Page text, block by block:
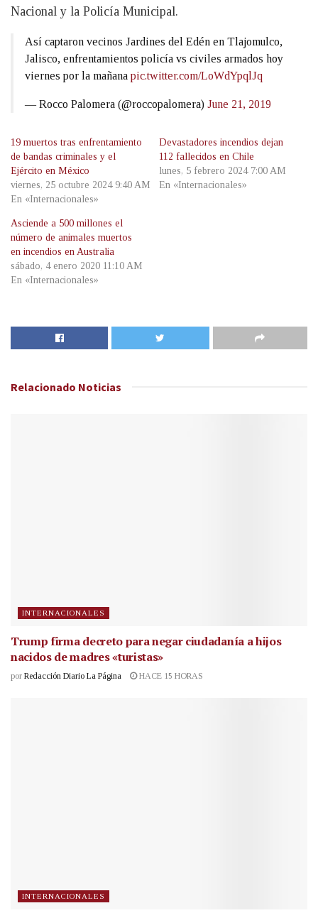
Nacional y la Policía Municipal.
Así captaron vecinos Jardines del Edén en Tlajomulco,
Jalisco, enfrentamientos policía vs civiles armados hoy
viernes por la mañana pic.twitter.com/LoWdYpqlJq
— Rocco Palomera (@roccopalomera) June 21, 2019
19 muertos tras enfrentamiento
de bandas criminales y el
Ejército en México
viernes, 25 octubre 2024 9:40 AM
En «Internacionales»
Devastadores incendios dejan
112 fallecidos en Chile
lunes, 5 febrero 2024 7:00 AM
En «Internacionales»
Asciende a 500 millones el
número de animales muertos
en incendios en Australia
sábado, 4 enero 2020 11:10 AM
En «Internacionales»
Relacionado Noticias
INTERNACIONALES
Trump firma decreto para negar ciudadanía a hijos
nacidos de madres «turistas»
por Redacción Diario La Página HACE 15 HORAS
INTERNACIONALES